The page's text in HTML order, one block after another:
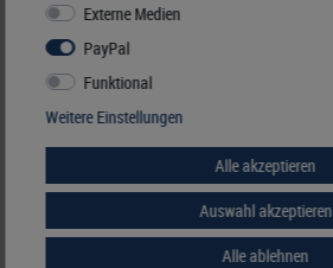
Externe Medien
PayPal
Funktional
Weitere Einstellungen
Alle akzeptieren
Auswahl akzeptieren
Alle ablehnen